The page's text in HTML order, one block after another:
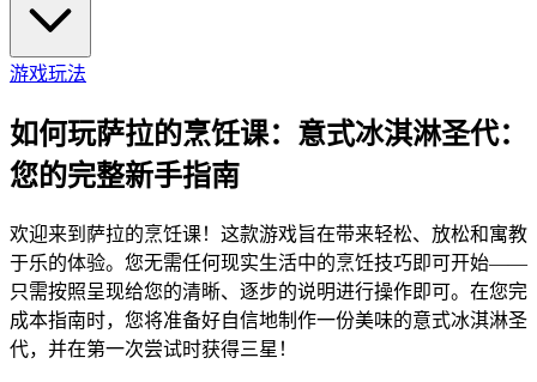
游戏玩法
如何玩萨拉的烹饪课：意式冰淇淋圣代：
您的完整新手指南
欢迎来到萨拉的烹饪课！这款游戏旨在带来轻松、放松和寓教
于乐的体验。您无需任何现实生活中的烹饪技巧即可开始——
只需按照呈现给您的清晰、逐步的说明进行操作即可。在您完
成本指南时，您将准备好自信地制作一份美味的意式冰淇淋圣
代，并在第一次尝试时获得三星！